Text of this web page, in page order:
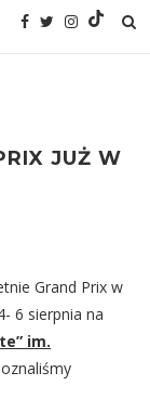
JUŻ W
Grand Prix w
6 sierpnia na
im.